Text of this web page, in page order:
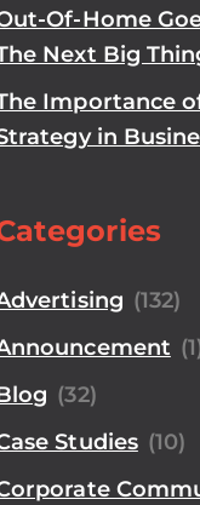
Of-Home
Next Big
Importance
in
(132)
(32)
Studies (10)